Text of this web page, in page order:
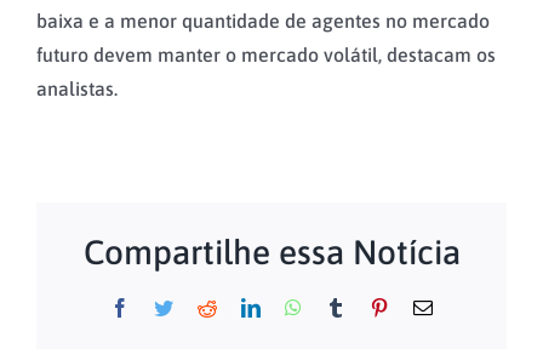
baixa e a menor quantidade de agentes no mercado
futuro devem manter o mercado volátil, destacam os
analistas.
Compartilhe essa Notícia
Facebook
TwitterRedditLinkedInWhatsApp
Tumblr PinterestEmail